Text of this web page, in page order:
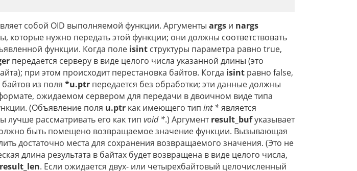
собой OID выполняемой функции. Аргументы args и nargs
которые нужно передать этой функции; они должны соответствовать
функции. Когда поле isint структуры параметра равно true,
передается серверу в виде целого числа указанной длины (это
при этом происходит перестановка байтов. Когда isint равно false,
из поля *u.ptr передается без обработки; эти данные должны
ожидаемом сервером для передачи в двоичном виде типа
(Объявление поля u.ptr как имеющего тип int *является
лучше рассматривать его как тип void *.) Аргументresult_bufуказывает
быть помещено возвращаемое значение функции. Вызывающая
достаточно места для сохранения возвращаемого значения. (Это не
длина результата в байтах будет возвращена в виде целого числа,
result_len. Если ожидается двух- или четырехбайтовый целочисленный